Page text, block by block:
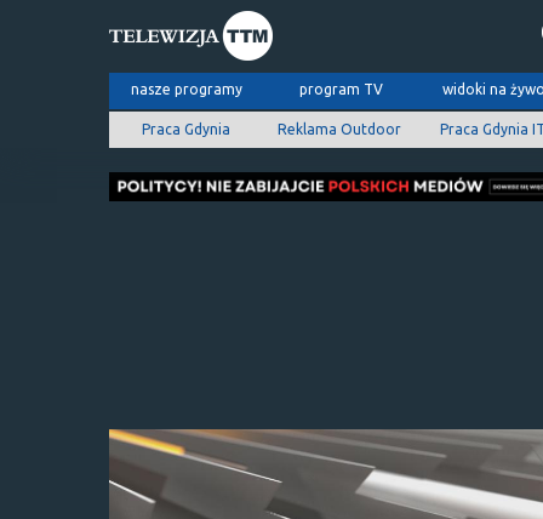
nasze programy program TV widoki na
Praca Gdynia Reklama Outdoor Praca Gdynia